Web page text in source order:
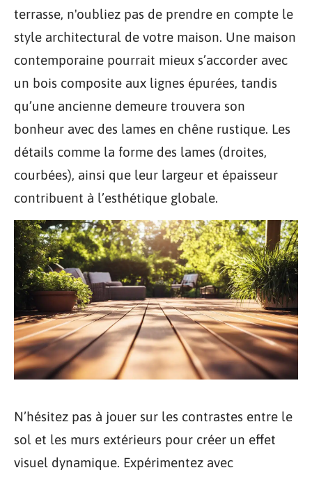
terrasse, n'oubliez pas de prendre en compte le
style architectural de votre maison. Une maison
contemporaine pourrait mieux s’accorder avec
un bois composite aux lignes épurées, tandis
qu’une ancienne demeure trouvera son
bonheur avec des lames en chêne rustique. Les
détails comme la forme des lames (droites,
courbées), ainsi que leur largeur et épaisseur
contribuent à l’esthétique globale.
N’hésitez pas à jouer sur les contrastes entre le
sol et les murs extérieurs pour créer un effet
visuel dynamique. Expérimentez avec